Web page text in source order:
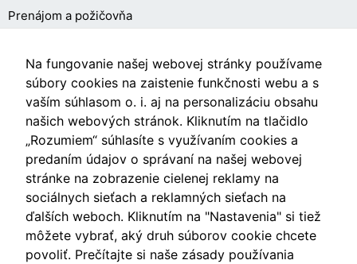
Prenájom a požičovňa
O NÁKUPE
Obchodné podmienky
Ochrana osobných údajov
Nastavenia cookies
Videá
Na fungovanie našej webovej stránky používame
súbory cookies na zaistenie funkčnosti webu a s
vaším súhlasom o. i. aj na personalizáciu obsahu
našich webových stránok. Kliknutím na tlačidlo
„Rozumiem“ súhlasíte s využívaním cookies a
predaním údajov o správaní na našej webovej
stránke na zobrazenie cielenej reklamy na
sociálnych sieťach a reklamných sieťach na
ďalších weboch. Kliknutím na "Nastavenia" si tiež
môžete vybrať, aký druh súborov cookie chcete
povoliť. Prečítajte si naše zásady používania